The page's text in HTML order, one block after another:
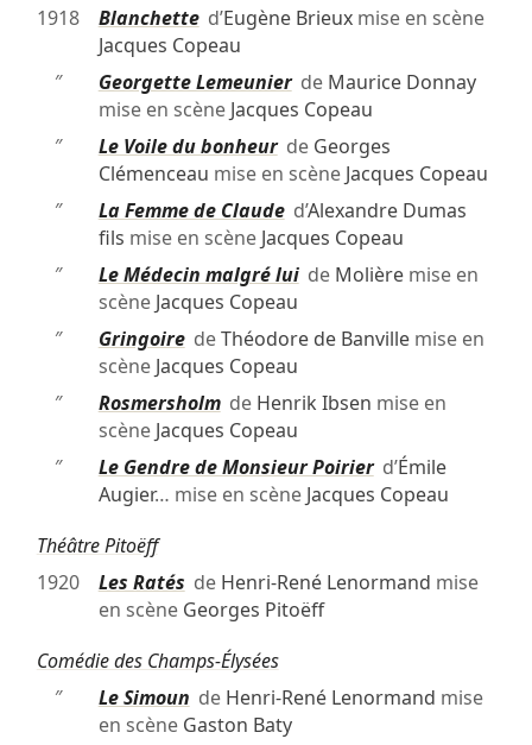
1918
Blanchetted’Eugène Brieuxmise en scène
Jacques Copeau
″
Georgette Lemeunierde Maurice Donnay
mise en scène Jacques Copeau
″
Le Voile du bonheurde Georges
Clémenceau mise en scène Jacques Copeau
″
La Femme de Clauded’Alexandre Dumas
fils mise en scène Jacques Copeau
″
Le Médecin malgré luide Molièremise en
scène Jacques Copeau
″
GringoiredeThéodore de Banvillemise en
scène Jacques Copeau
″
Rosmersholmde Henrik Ibsen mise en
scène Jacques Copeau
″
Le Gendre de Monsieur Poirierd’Émile
Augier… mise en scène Jacques Copeau
Théâtre Pitoëff
1920
Les Ratés de Henri-René Lenormand mise
en scène Georges Pitoëff
Comédie des Champs-Élysées
″
Le Simoun de Henri-René Lenormand mise
en scène Gaston Baty